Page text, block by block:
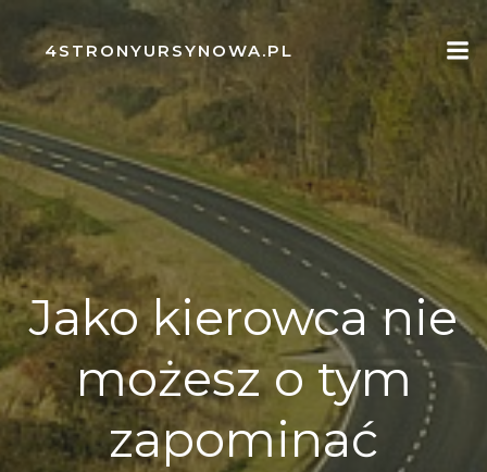
Skip
content
4STRONYURSYNOWA.PL
Jako kierowca nie
możesz o tym
zapominać